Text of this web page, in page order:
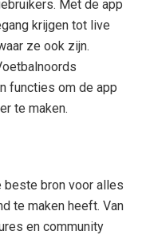
Met de app
krijgen tot live
ze ook zijn.
functies om de app
te maken.
bron voor alles
te maken heeft. Van
en community